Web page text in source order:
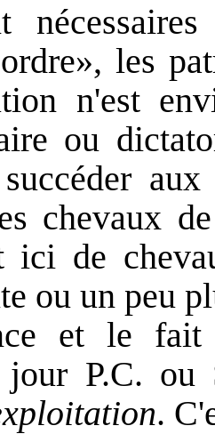
les
n'est
ou
succéder
chevaux
ici de
ou un peu
et le fait
jour P.C. ou
.